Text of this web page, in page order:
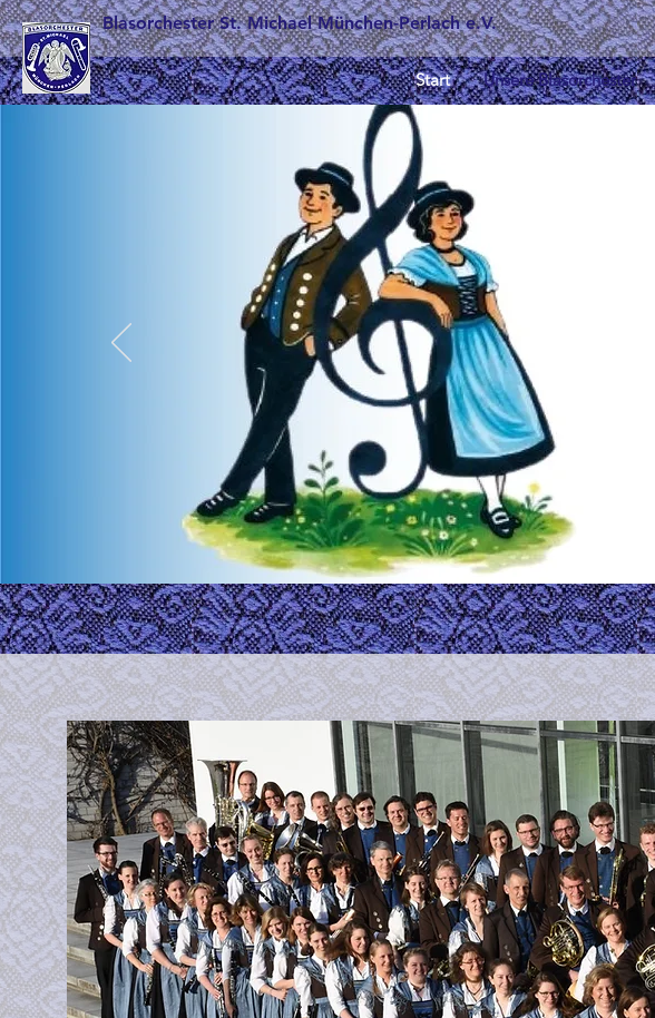
Blasorchester St. Michael München-Perlach e.V.
Start Unsere Blasorchester